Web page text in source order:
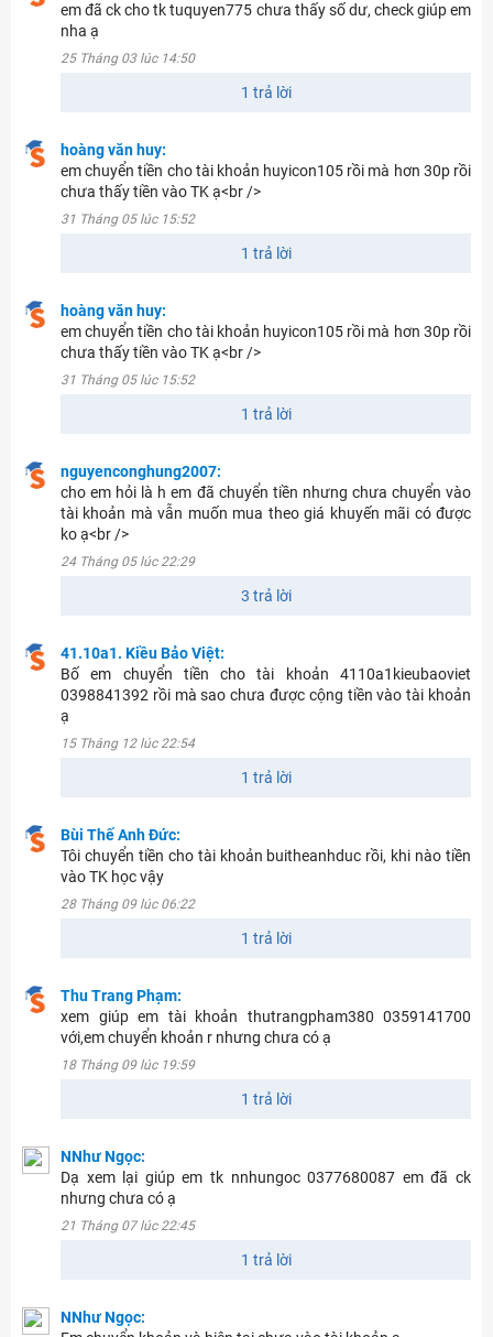
em đã ck cho tk tuquyen775 chưa thấy số dư, check giúp em
nha ạ
25 Tháng 03 lúc 14:50
1 trả lời
hoàng văn huy:
em chuyển tiền cho tài khoản huyicon105 rồi mà hơn 30p rồi
chưa thấy tiền vào TK ạ<br />
31 Tháng 05 lúc 15:52
1 trả lời
hoàng văn huy:
em chuyển tiền cho tài khoản huyicon105 rồi mà hơn 30p rồi
chưa thấy tiền vào TK ạ<br />
31 Tháng 05 lúc 15:52
1 trả lời
nguyenconghung2007:
cho em hỏi là h em đã chuyển tiền nhưng chưa chuyển vào
tài khoản mà vẫn muốn mua theo giá khuyến mãi có được
ko ạ<br />
24 Tháng 05 lúc 22:29
3 trả lời
41.10a1. Kiều Bảo Việt:
Bố em chuyển tiền cho tài khoản 4110a1kieubaoviet
0398841392 rồi mà sao chưa được cộng tiền vào tài khoản
ạ
15 Tháng 12 lúc 22:54
1 trả lời
Bùi Thế Anh Đức:
Tôi chuyển tiền cho tài khoản buitheanhduc rồi, khi nào tiền
vào TK học vậy
28 Tháng 09 lúc 06:22
1 trả lời
Thu Trang Phạm:
xem giúp em tài khoản thutrangpham380 0359141700
với,em chuyển khoản r nhưng chưa có ạ
18 Tháng 09 lúc 19:59
1 trả lời
NNhư Ngọc:
Dạ xem lại giúp em tk nnhungoc 0377680087 em đã ck
nhưng chưa có ạ
21 Tháng 07 lúc 22:45
1 trả lời
NNhư Ngọc: